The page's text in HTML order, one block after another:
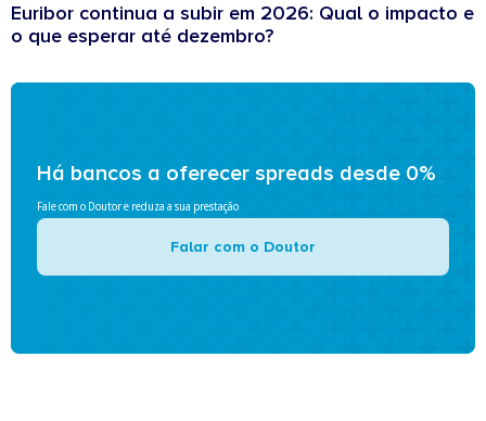
Euribor continua a subir em 2026: Qual o impacto e
o que esperar até dezembro?
Há bancos a oferecer spreads desde 0%
Fale com o Doutor e reduza a sua prestação
Falar com o Doutor